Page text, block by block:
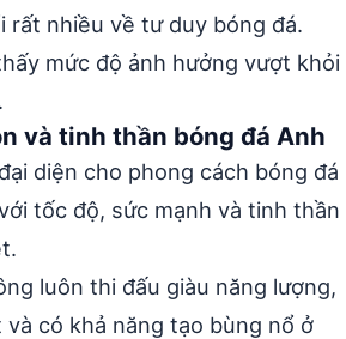
rất nhiều về tư duy bóng đá.
mức độ ảnh hưởng vượt khỏi
và tinh thần bóng đá Anh
diện cho phong cách bóng đá
tốc độ, sức mạnh và tinh thần
luôn thi đấu giàu năng lượng,
có khả năng tạo bùng nổ ở